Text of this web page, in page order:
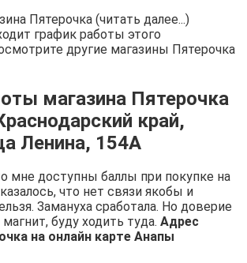
Пятерочка (читать далее...)
график работы этого
другие магазины Пятерочка
магазина Пятерочка
край,
Ленина, 154А
мне доступны баллы при покупке на
что нет связи якобы и
Замануха сработала. Но доверие
буду ходить туда. Адрес
на онлайн карте Анапы